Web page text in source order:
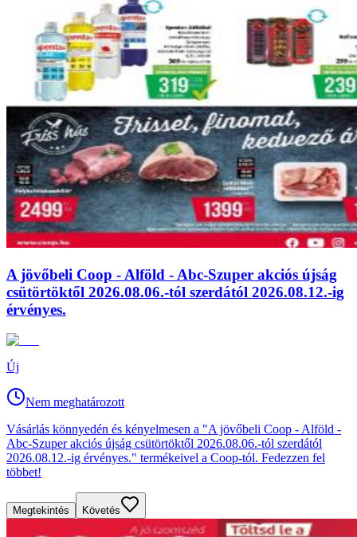
A jövőbeli Coop - Alföld - Abc-Szuper akciós újság
csütörtöktől 2026.08.06.-tól szerdától 2026.08.12.-ig
érvényes.
Új
Nem meghatározott
Vásárlás könnyedén és kényelmesen a "A jövőbeli Coop - Alföld -
Abc-Szuper akciós újság csütörtöktől 2026.08.06.-tól szerdától
2026.08.12.-ig érvényes." termékeivel a Coop-tól. Fedezzen fel
többet!
Megtekintés Követés